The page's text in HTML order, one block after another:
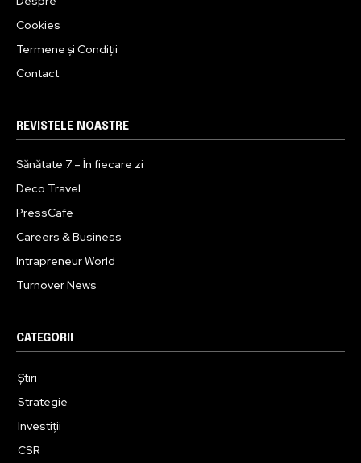
Cookies
Termene și Condiții
Contact
REVISTELE NOASTRE
Sănătate 7 – În fiecare zi
Deco Travel
PressCafe
Careers & Business
Intrapreneur World
Turnover News
CATEGORII
Știri
Strategie
Investiții
CSR